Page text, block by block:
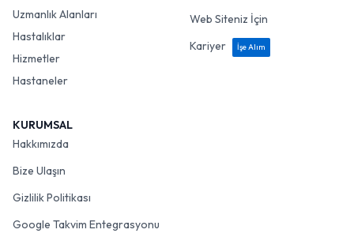
Uzmanlık Alanları
Hastalıklar
Hizmetler
Hastaneler
Web Siteniz İçin
Kariyer
İşe Alım
KURUMSAL
Hakkımızda
Bize Ulaşın
Gizlilik Politikası
Google Takvim Entegrasyonu